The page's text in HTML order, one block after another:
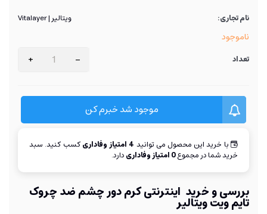
بررسی و خرید اینترنتی کرم دور چشم ضد چروک
تایم ویت ویتالیر
نام تجاری:
ویتالیر | Vitalayer
ناموجود
تعداد -
+
موجود شد خبرم کن
با خرید این محصول می توانید 4 امتیاز وفاداریکسب کنید. سبد
خرید شما در مجموع0امتیاز وفاداریدارد.